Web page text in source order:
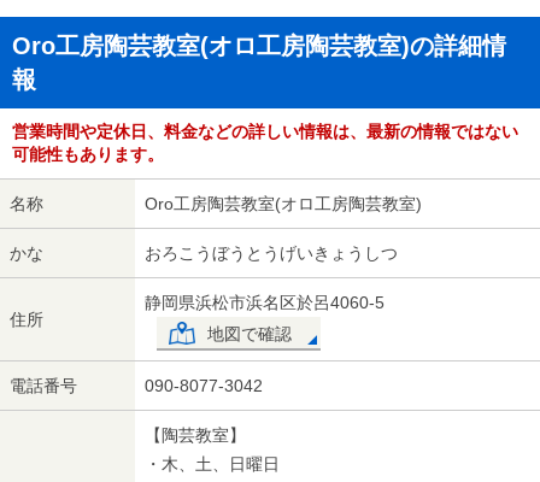
Oro工房陶芸教室(オロ工房陶芸教室)の詳細情
報
営業時間や定休日、料金などの詳しい情報は、最新の情報ではない
可能性もあります。
名称 Oro工房陶芸教室(オロ工房陶芸教室)
かな おろこうぼうとうげいきょうしつ
住所
静岡県浜松市浜名区於呂4060-5
地図で確認
電話番号 090-8077-3042
【陶芸教室】
・木、土、日曜日